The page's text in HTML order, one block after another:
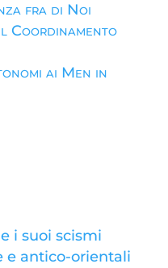
fra di Noi
Coordinamento
ai Men in
i suoi scismi
e antico-orientali